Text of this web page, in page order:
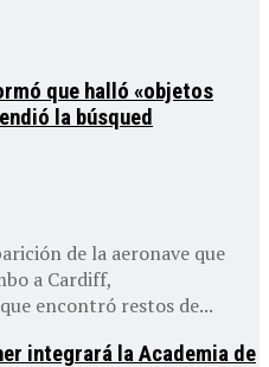
que halló «objetos
la búsqued
de la aeronave que
a Cardiff,
encontró restos de...
integrará la Academia de